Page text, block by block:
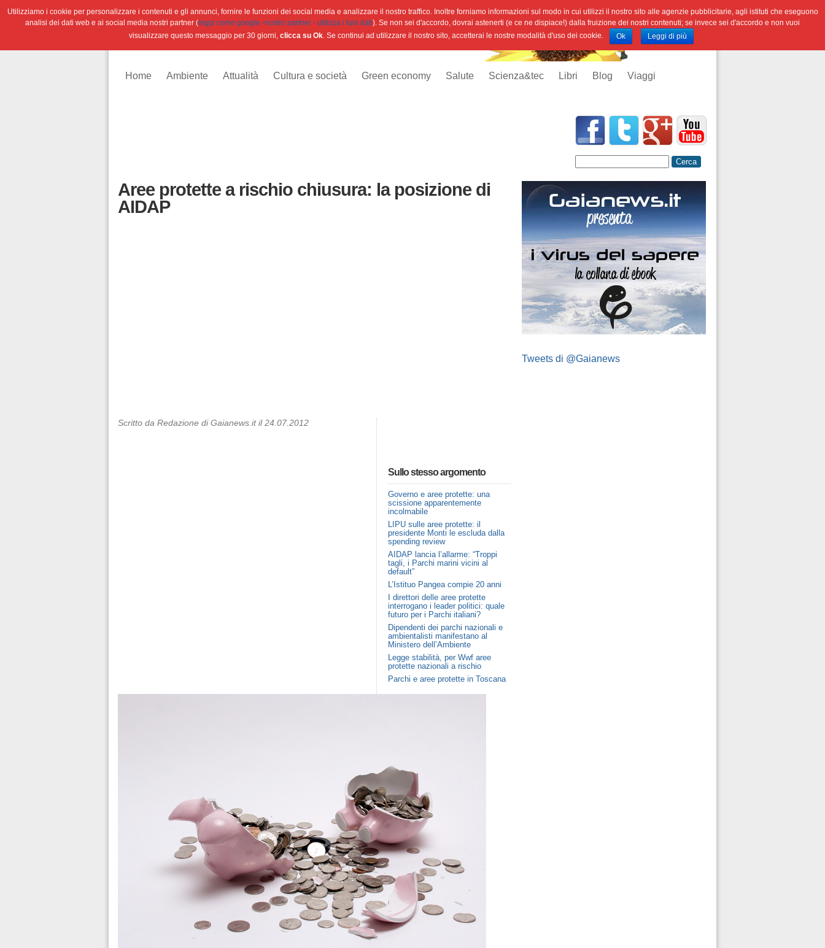
Home Ambiente Attualità Cultura e società Green economy Salute Scienza&tec Libri Blog Viaggi
Aree protette a rischio chiusura: la posizione di
AIDAP
Sullo stesso argomento
Governo e aree protette: una
scissione apparentemente
incolmabile
LIPU sulle aree protette: il
presidente Monti le escluda dalla
spending review
AIDAP lancia l’allarme: “Troppi
tagli, i Parchi marini vicini al
default”
L’Istituo Pangea compie 20 anni
I direttori delle aree protette
interrogano i leader politici: quale
futuro per i Parchi italiani?
Dipendenti dei parchi nazionali e
ambientalisti manifestano al
Ministero dell’Ambiente
Legge stabilità, per Wwf aree
protette nazionali a rischio
Parchi e aree protette in Toscana
Scritto da Redazione di Gaianews.it il 24.07.2012
Tweets di @Gaianews
Utilizziamo i cookie per personalizzare i contenuti e gli annunci, fornire le funzioni dei social media e analizzare il nostro traffico. Inoltre forniamo informazioni sul modo in cui utilizzi il nostro sito alle agenzie pubblicitarie, agli istituti che eseguono
analisi dei dati web e ai social media nostri partner ( leggi come google -nostro partner - utilizza i tuoi dati). Se non sei d'accordo, dovrai astenerti (e ce ne dispiace!) dalla fruizione dei nostri contenuti; se invece sei d'accordo e non vuoi
visualizzare questo messaggio per 30 giorni,clicca su Ok. Se continui ad utilizzare il nostro sito, accetterai le nostre modalità d'uso dei cookie. Ok Leggi di più